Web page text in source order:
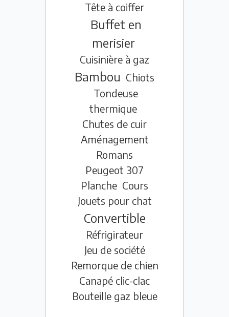
Tête à coiffer
Buffet en
merisier
Cuisinière à gaz
Bambou Chiots
Tondeuse
thermique
Chutes de cuir
Aménagement
Romans
Peugeot 307
Planche Cours
Jouets pour chat
Convertible
Réfrigirateur
Jeu de société
Remorque de chien
Canapé clic-clac
Bouteille gaz bleue